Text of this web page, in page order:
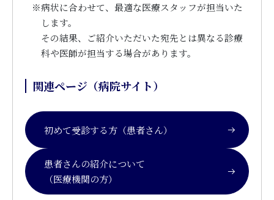
※病状に合わせて、最適な医療スタッフが担当いた
します。
その結果、ご紹介いただいた宛先とは異なる診療
科や医師が担当する場合があります。
関連ページ（病院サイト）
初めて受診する方（患者さん）
患者さんの紹介について
（医療機関の方）